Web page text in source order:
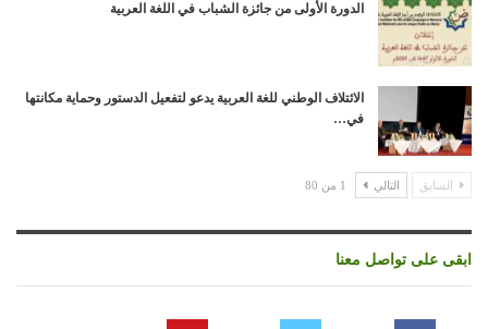
الدورة الأولى من جائزة الشباب في اللغة العربية
الائتلاف الوطني للغة العربية يدعو لتفعيل الدستور وحماية مكانتها
في…
السابق التالي 1 من 80
ابقى على تواصل معنا